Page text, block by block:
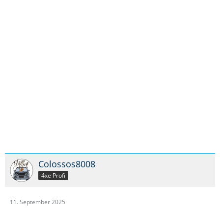
Colossos8008
4xe Profi
11. September 2025